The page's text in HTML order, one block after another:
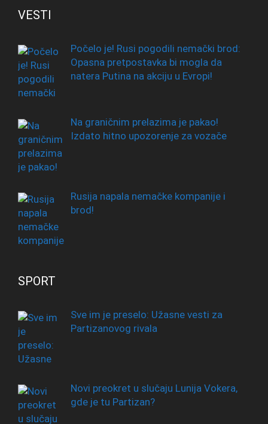
VESTI
Počelo je! Rusi pogodili nemački brod:
Opasna pretpostavka bi mogla da
natera Putina na akciju u Evropi!
Na graničnim prelazima je pakao!
Izdato hitno upozorenje za vozače
Rusija napala nemačke kompanije i
brod!
SPORT
Sve im je preselo: Užasne vesti za
Partizanovog rivala
Novi preokret u slučaju Lunija Vokera,
gde je tu Partizan?